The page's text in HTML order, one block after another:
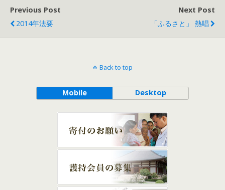
Previous Post
2014年法要
Next Post
「ふるさと」 熱唱
Back to top
Mobile Desktop